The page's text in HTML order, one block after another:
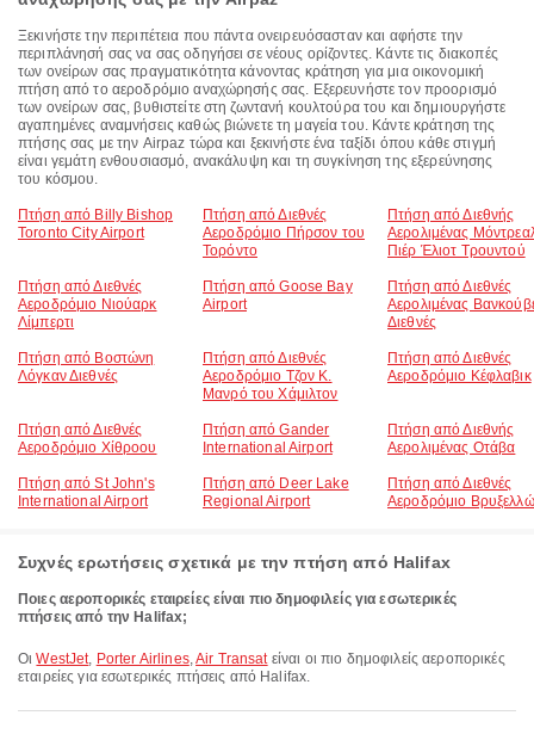
Ξεκινήστε την περιπέτεια που πάντα ονειρευόσασταν και αφήστε την
περιπλάνησή σας να σας οδηγήσει σε νέους ορίζοντες. Κάντε τις διακοπές
των ονείρων σας πραγματικότητα κάνοντας κράτηση για μια οικονομική
πτήση από το αεροδρόμιο αναχώρησής σας. Εξερευνήστε τον προορισμό
των ονείρων σας, βυθιστείτε στη ζωντανή κουλτούρα του και δημιουργήστε
αγαπημένες αναμνήσεις καθώς βιώνετε τη μαγεία του. Κάντε κράτηση της
πτήσης σας με την Airpaz τώρα και ξεκινήστε ένα ταξίδι όπου κάθε στιγμή
είναι γεμάτη ενθουσιασμό, ανακάλυψη και τη συγκίνηση της εξερεύνησης
του κόσμου.
Πτήση από Billy Bishop
Toronto City Airport
Πτήση από Διεθνές
Αεροδρόμιο Πήρσον του
Τορόντο
Πτήση από Διεθνής
Αερολιμένας
Πιέρ Έλιοτ Τρουντού
Πτήση από Διεθνές
Αεροδρόμιο Νιούαρκ
Λίμπερτι
Πτήση από Goose Bay
Airport
Πτήση από Διεθνές
Αερολιμένας
Διεθνές
Πτήση από Βοστώνη
Λόγκαν Διεθνές
Πτήση από Διεθνές
Αεροδρόμιο Τζον Κ.
Μανρό του Χάμιλτον
Πτήση από Διεθνές
Αεροδρόμιο Κέφλαβικ
Πτήση από Διεθνές
Αεροδρόμιο Χίθροου
Πτήση από Gander
International Airport
Πτήση από Διεθνής
Αερολιμένας Οτάβα
Πτήση από St John's
International Airport
Πτήση από Deer Lake
Regional Airport
Πτήση από Διεθνές
Αεροδρόμιο
Συχνές ερωτήσεις σχετικά με την πτήση από Halifax
Ποιες αεροπορικές εταιρείες είναι πιο δημοφιλείς για εσωτερικές
πτήσεις από την Halifax;
ΟιWestJet, Porter Airlines,Air Transatείναι οι πιο δημοφιλείς αεροπορικές
εταιρείες για εσωτερικές πτήσεις από Halifax.